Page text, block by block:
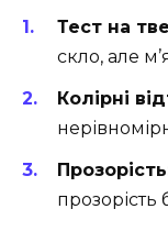
Тест на
скло, але
Колірні
прозорість